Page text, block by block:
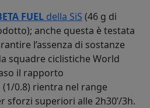
FUEL della SiS (46 g di
anche questa è testata
l’assenza di sostanze
squadre ciclistiche World
il rapporto
0.8) rientra nel range
sforzi superiori alle 2h30’/3h.